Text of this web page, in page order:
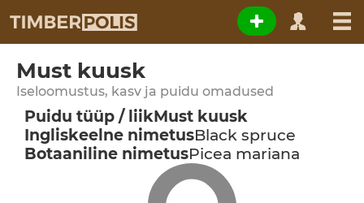
Must kuusk
Iseloomustus, kasv ja puidu omadused
Puidu tüüp / liikMust kuusk
Ingliskeelne nimetusBlack spruce
Botaaniline nimetusPicea mariana